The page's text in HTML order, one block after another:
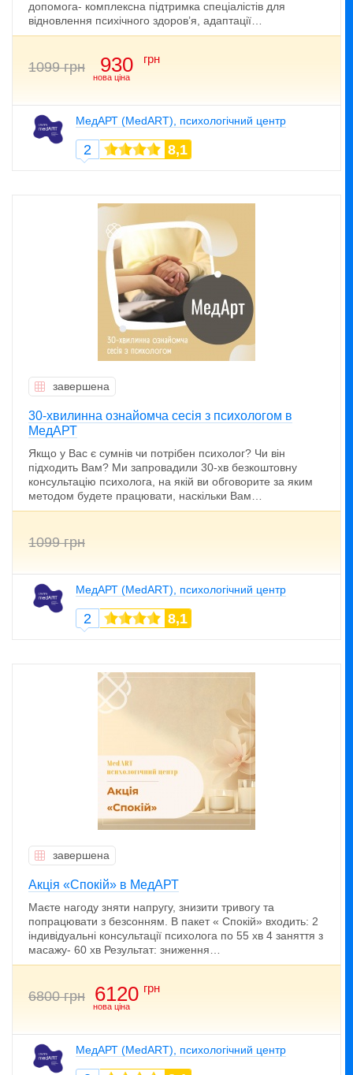
допомога- комплексна підтримка спеціалістів для
відновлення психічного здоров’я, адаптації…
1099 грн
нова ціна
930 грн
МедАРТ (MedART), психологічний центр
2 8,1
завершена
30-хвилинна ознайомча сесія з психологом в
МедАРТ
Якщо у Вас є сумнів чи потрібен психолог? Чи він
підходить Вам? Ми запровадили 30-хв безкоштовну
консультацію психолога, на якій ви обговорите за яким
методом будете працювати, наскільки Вам…
1099 грн
МедАРТ (MedART), психологічний центр
2 8,1
завершена
Акція «Спокій» в МедАРТ
Маєте нагоду зняти напругу, знизити тривогу та
попрацювати з безсонням. В пакет « Спокій» входить: 2
індивідуальні консультації психолога по 55 хв 4 заняття з
масажу- 60 хв Результат: зниження…
6800 грн
нова ціна
6120 грн
МедАРТ (MedART), психологічний центр